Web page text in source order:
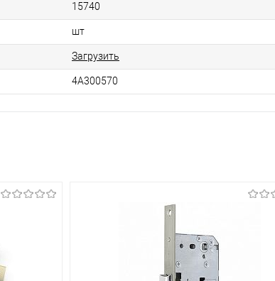
15740
шт
Загрузить
4А300570